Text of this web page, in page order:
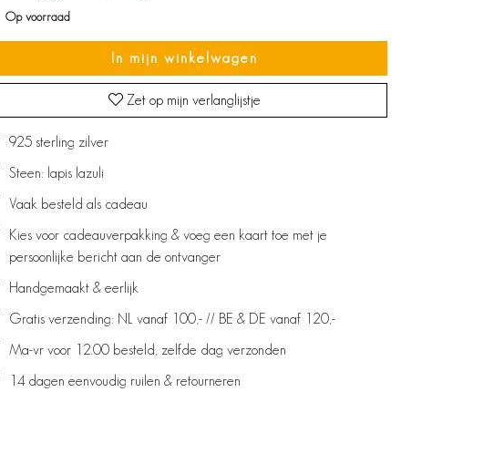
Op voorraad
In mijn winkelwagen
Zet op mijn verlanglijstje
925 sterling zilver
Steen: lapis lazuli
Vaak besteld als cadeau
Kies voor cadeauverpakking & voeg een kaart toe met je
persoonlijke bericht aan de ontvanger
Handgemaakt & eerlijk
Gratis verzending: NL vanaf 100,- // BE & DE vanaf 120,-
Ma-vr voor 12.00 besteld, zelfde dag verzonden
14 dagen eenvoudig ruilen & retourneren